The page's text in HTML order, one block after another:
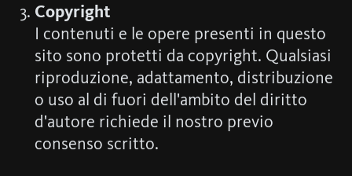
Copyright
I contenuti e le opere presenti in questo
sito sono protetti da copyright. Qualsiasi
riproduzione, adattamento, distribuzione
o uso al di fuori dell'ambito del diritto
d'autore richiede il nostro previo
consenso scritto.